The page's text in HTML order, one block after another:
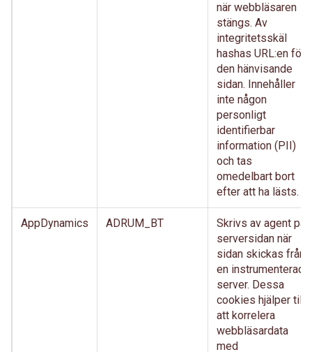
när webbläsaren
stängs. Av
integritetsskäl
hashas URL:en för
den hänvisande
sidan. Innehåller
inte någon
personligt
identifierbar
information (PII)
och tas
omedelbart bort
efter att ha lästs.
AppDynamics ADRUM_BT
Skrivs av agent på
serversidan när
sidan skickas från
en instrumenterad
server. Dessa
cookies hjälper till
att korrelera
webbläsardata
med